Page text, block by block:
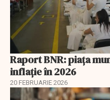
Raport BNR: piața
inflație în 2026
20 FEBRUARIE 2026